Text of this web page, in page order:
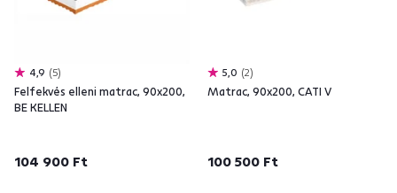
4,9 5
Felfekvés elleni matrac, 90x200,
BE KELLEN
104 900 Ft
5,0 2
Matrac, 90x200, CATI V
100 500 Ft